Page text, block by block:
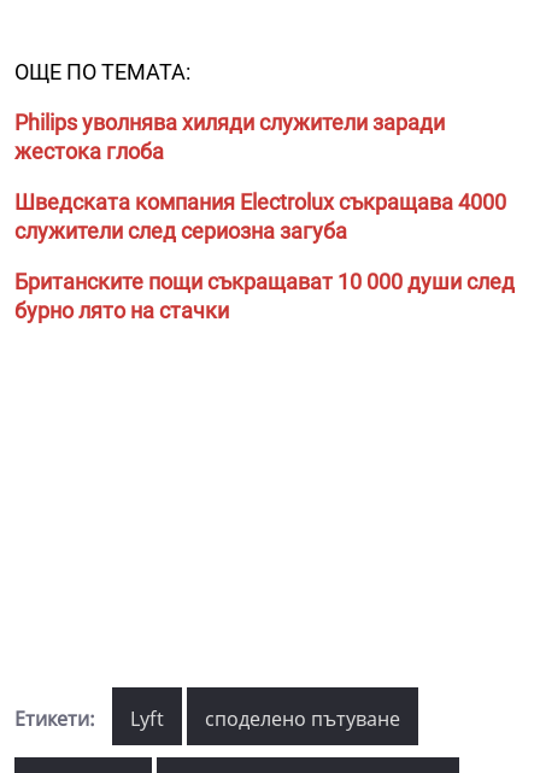
ОЩЕ ПО ТЕМАТА:
Philips уволнява хиляди служители заради
жестока глоба
Шведската компания Electrolux съкращава 4000
служители след сериозна загуба
Британските пощи съкращават 10 000 души след
бурно лято на стачки
Етикети: Lyft споделено пътуване